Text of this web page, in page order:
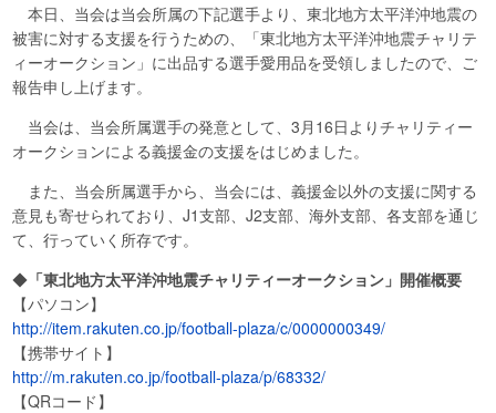
本日、当会は当会所属の下記選手より、東北地方太平洋沖地震の
被害に対する支援を行うための、「東北地方太平洋沖地震チャリテ
ィーオークション」に出品する選手愛用品を受領しましたので、ご
報告申し上げます。
当会は、当会所属選手の発意として、3月16日よりチャリティー
オークションによる義援金の支援をはじめました。
また、当会所属選手から、当会には、義援金以外の支援に関する
意見も寄せられており、J1支部、J2支部、海外支部、各支部を通じ
て、行っていく所存です。
◆ 「東北地方太平洋沖地震チャリティーオークション」開催概要
【パソコン】
http://item.rakuten.co.jp/football-plaza/c/0000000349/
【携帯サイト】
http://m.rakuten.co.jp/football-plaza/p/68332/
【QRコード】